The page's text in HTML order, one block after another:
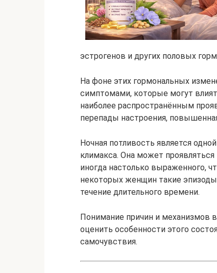
эстрогенов и других половых
На фоне этих гормональных
симптомами, которые могут
наиболее распространённым
перепады настроения,
Ночная потливость является
климакса. Она может
иногда настолько выраженного,
некоторых женщин такие эпизоды
течение длительного времени.
Понимание причин и механизмов
оценить особенности этого
самочувствия.